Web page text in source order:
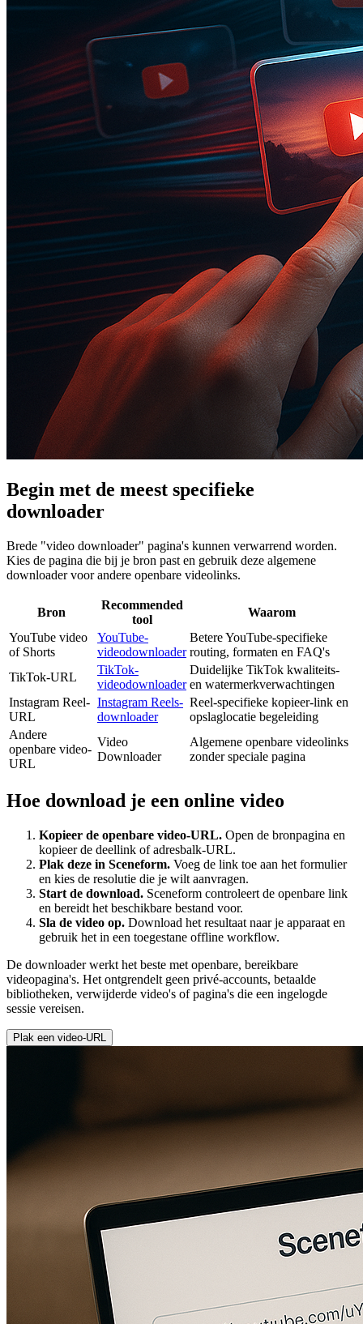
Begin met de meest specifieke
downloader
Brede "video downloader" pagina's kunnen verwarrend worden.
Kies de pagina die bij je bron past en gebruik deze algemene
downloader voor andere openbare videolinks.
Bron
Recommended
tool
Waarom
YouTube video
of Shorts
YouTube-
videodownloader
Betere YouTube-specifieke
routing, formaten en FAQ's
TikTok-URL
TikTok-
videodownloader
Duidelijke TikTok kwaliteits-
en watermerkverwachtingen
Instagram Reel-
URL
Instagram Reels-
downloader
Reel-specifieke kopieer-link en
opslaglocatie begeleiding
Andere
openbare video-
URL
Video
Downloader
Algemene openbare videolinks
zonder speciale pagina
Hoe download je een online video
Kopieer de openbare video-URL. Open de bronpagina en
kopieer de deellink of adresbalk-URL.
Plak deze in Sceneform. Voeg de link toe aan het formulier
en kies de resolutie die je wilt aanvragen.
Start de download. Sceneform controleert de openbare link
en bereidt het beschikbare bestand voor.
Sla de video op. Download het resultaat naar je apparaat en
gebruik het in een toegestane offline workflow.
De downloader werkt het beste met openbare, bereikbare
videopagina's. Het ontgrendelt geen privé-accounts, betaalde
bibliotheken, verwijderde video's of pagina's die een ingelogde
sessie vereisen.
Plak een video-URL